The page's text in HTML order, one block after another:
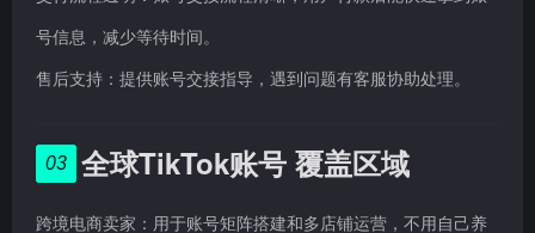
号信息，减少等待时间。
售后支持：提供账号交接指导，遇到问题有客服协助处理。
03 全球TikTok账号 覆盖区域
跨境电商卖家：用于账号矩阵搭建和多店铺运营，不用自己养